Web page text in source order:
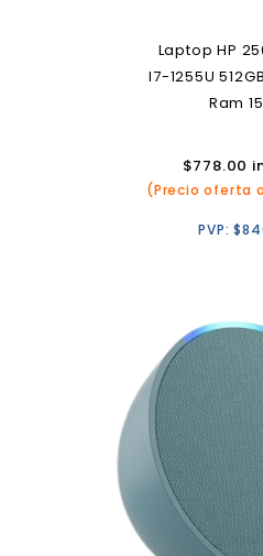
Laptop HP
I7-1255U
Ram
$778.00
(Precio oferta
PVP:$